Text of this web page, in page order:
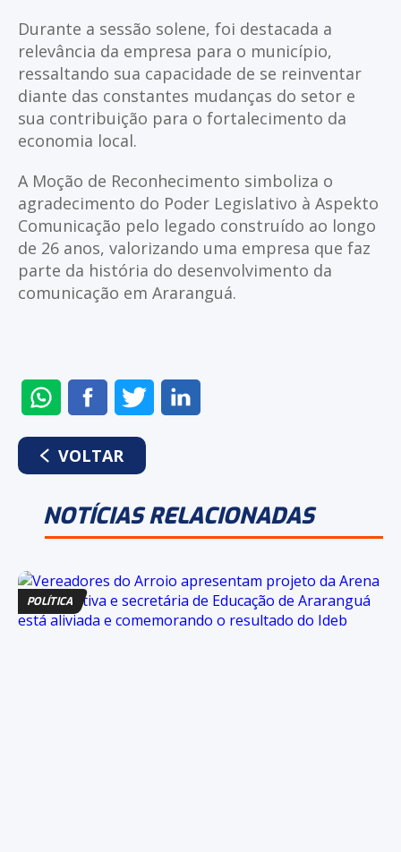
Durante a sessão solene, foi destacada a
relevância da empresa para o município,
ressaltando sua capacidade de se reinventar
diante das constantes mudanças do setor e
sua contribuição para o fortalecimento da
economia local.
A Moção de Reconhecimento simboliza o
agradecimento do Poder Legislativo à Aspekto
Comunicação pelo legado construído ao longo
de 26 anos, valorizando uma empresa que faz
parte da história do desenvolvimento da
comunicação em Araranguá.
ENVIAR
NO
WHATSAPP
COMPARTILHAR
NO
FACEBOOK
COMPARTILHAR
NO
VOLTAR
NOTÍCIAS RELACIONADAS
POLÍTICA